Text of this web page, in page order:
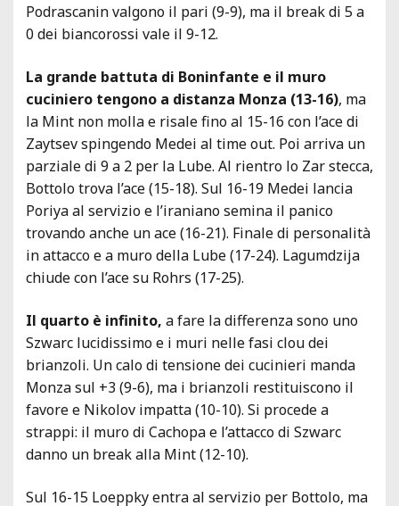
Podrascanin valgono il pari (9-9), ma il break di 5 a
0 dei biancorossi vale il 9-12.
La grande battuta di Boninfante e il muro
cuciniero tengono a distanza Monza (13-16), ma
la Mint non molla e risale fino al 15-16 con l’ace di
Zaytsev spingendo Medei al time out. Poi arriva un
parziale di 9 a 2 per la Lube. Al rientro lo Zar stecca,
Bottolo trova l’ace (15-18). Sul 16-19 Medei lancia
Poriya al servizio e l’iraniano semina il panico
trovando anche un ace (16-21). Finale di personalità
in attacco e a muro della Lube (17-24). Lagumdzija
chiude con l’ace su Rohrs (17-25).
Il quarto è infinito, a fare la differenza sono uno
Szwarc lucidissimo e i muri nelle fasi clou dei
brianzoli. Un calo di tensione dei cucinieri manda
Monza sul +3 (9-6), ma i brianzoli restituiscono il
favore e Nikolov impatta (10-10). Si procede a
strappi: il muro di Cachopa e l’attacco di Szwarc
danno un break alla Mint (12-10).
Sul 16-15 Loeppky entra al servizio per Bottolo, ma